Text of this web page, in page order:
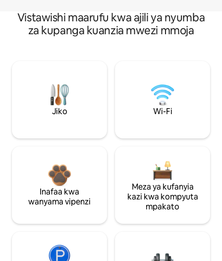
Vistawishi maarufu kwa ajili ya nyumba
za kupanga kuanzia mwezi mmoja
Jiko Wi-Fi
Inafaa kwa
wanyama vipenzi
Meza ya kufanyia
kazi kwa kompyuta
mpakato